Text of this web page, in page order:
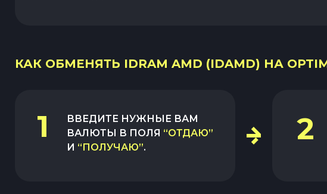
КАК ОБМЕНЯТЬ IDRAM AMD (IDAMD) НА
1
ВВЕДИТЕ НУЖНЫЕ ВАМ
ВАЛЮТЫ В ПОЛЯ “ОТДАЮ”
И “ПОЛУЧАЮ”.
2